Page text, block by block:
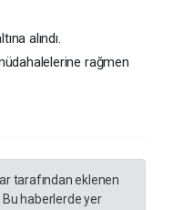
alındı.
rağmen
tarafından eklenen
haberlerde yer